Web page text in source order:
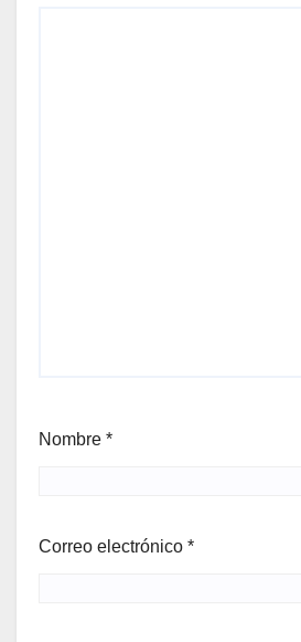
Nombre *
Correo electrónico *